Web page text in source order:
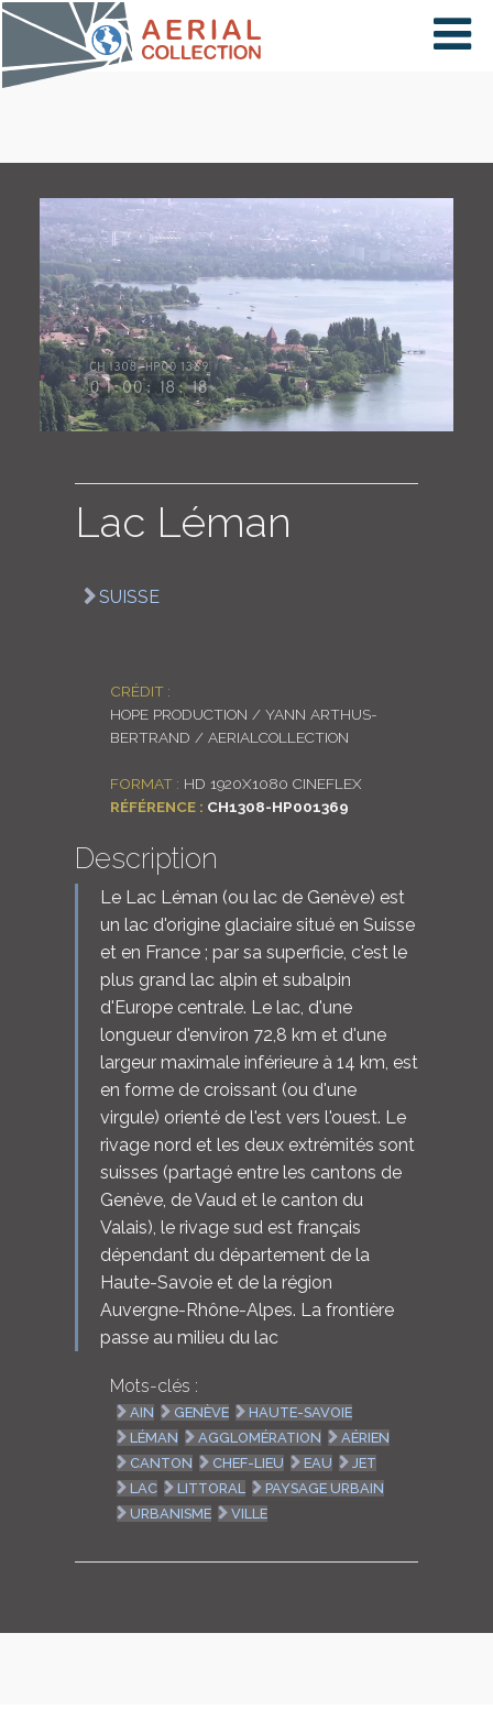
×
PAYS
COLLECTIONS
Lac Léman
SUISSE
CRÉDIT :
HOPE PRODUCTION / YANN ARTHUS-
BERTRAND / AERIALCOLLECTION
FORMAT : HD 1920X1080 CINEFLEX
RÉFÉRENCE : CH1308-HP001369
Description
Le Lac Léman (ou lac de Genève) est
un lac d'origine glaciaire situé en Suisse
et en France ; par sa superficie, c'est le
plus grand lac alpin et subalpin
d'Europe centrale. Le lac, d'une
longueur d'environ 72,8 km et d'une
largeur maximale inférieure à 14 km, est
en forme de croissant (ou d'une
virgule) orienté de l'est vers l'ouest. Le
rivage nord et les deux extrémités sont
suisses (partagé entre les cantons de
Genève, de Vaud et le canton du
Valais), le rivage sud est français
dépendant du département de la
Haute-Savoie et de la région
Auvergne-Rhône-Alpes. La frontière
passe au milieu du lac
Mots-clés :
AIN GENÈVE
HAUTE-SAVOIE
LÉMAN
AGGLOMÉRATION
AÉRIEN
CANTON
CHEF-LIEU EAU
JET
LAC
LITTORAL
PAYSAGE URBAIN
URBANISME
VILLE